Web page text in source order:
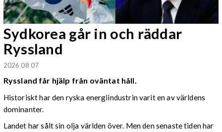
Sydkorea går in och räddar
Ryssland
2026 08 07
Ryssland får hjälp från oväntat håll.
Historiskt har den ryska energiindustrin varit en av världens
dominanter.
Landet har sålt sin olja världen över. Men den senaste tiden har